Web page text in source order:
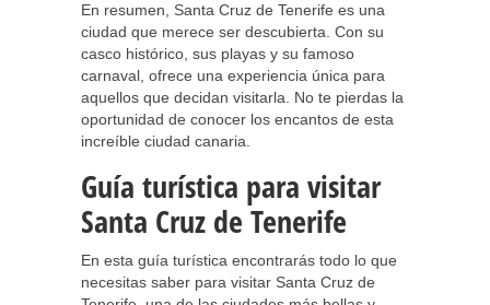
En resumen, Santa Cruz de Tenerife es una
ciudad que merece ser descubierta. Con su
casco histórico, sus playas y su famoso
carnaval, ofrece una experiencia única para
aquellos que decidan visitarla. No te pierdas la
oportunidad de conocer los encantos de esta
increíble ciudad canaria.
Guía turística para visitar
Santa Cruz de Tenerife
En esta guía turística encontrarás todo lo que
necesitas saber para visitar Santa Cruz de